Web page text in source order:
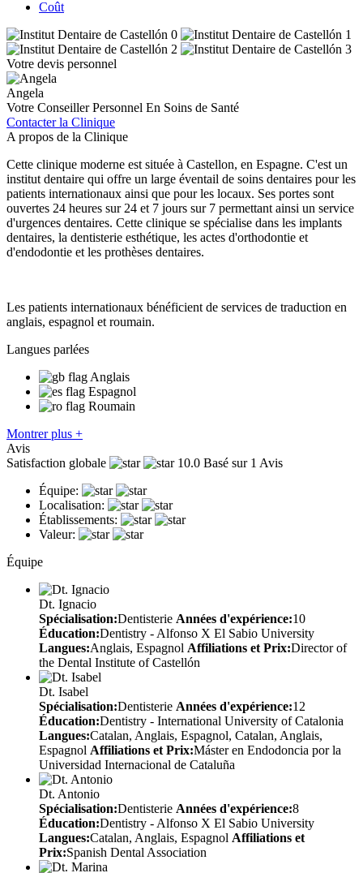
Coût
Votre devis personnel
Angela
Votre Conseiller Personnel En Soins de Santé
Contacter la Clinique
A propos de la Clinique
Cette clinique moderne est située à Castellon, en Espagne. C'est un
institut dentaire qui offre un large éventail de soins dentaires pour les
patients internationaux ainsi que pour les locaux. Ses portes sont
ouvertes 24 heures sur 24 et 7 jours sur 7 permettant ainsi un service
d'urgences dentaires. Cette clinique se spécialise dans les implants
dentaires, la dentisterie esthétique, les actes d'orthodontie et
d'endodontie et les prothèses dentaires.
Les patients internationaux bénéficient de services de traduction en
anglais, espagnol et roumain.
Langues parlées
Anglais
Espagnol
Roumain
Montrer plus +
Avis
Satisfaction globale
10.0 Basé sur 1 Avis
Équipe:
Localisation:
Établissements:
Valeur:
Équipe
Dt. Ignacio
Spécialisation:Dentisterie Années d'expérience:10
Éducation:Dentistry - Alfonso X El Sabio University
Langues:Anglais, Espagnol Affiliations et Prix:Director of
the Dental Institute of Castellón
Dt. Isabel
Spécialisation:Dentisterie Années d'expérience:12
Éducation:Dentistry - International University of Catalonia
Langues:Catalan, Anglais, Espagnol, Catalan, Anglais,
Espagnol Affiliations et Prix:Máster en Endodoncia por la
Universidad Internacional de Cataluña
Dt. Antonio
Spécialisation:Dentisterie Années d'expérience:8
Éducation:Dentistry - Alfonso X El Sabio University
Langues:Catalan, Anglais, Espagnol Affiliations et
Prix:Spanish Dental Association